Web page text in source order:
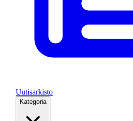
Uutisarkisto
Kategoria